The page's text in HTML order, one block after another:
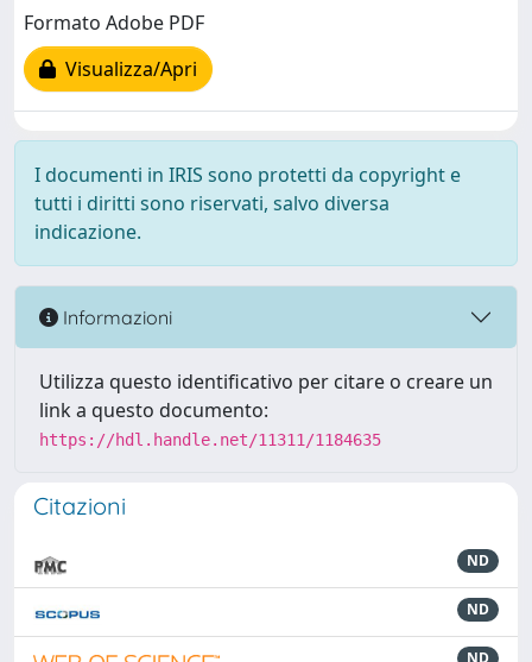
Formato Adobe PDF
Visualizza/Apri
I documenti in IRIS sono protetti da copyright e
tutti i diritti sono riservati, salvo diversa
indicazione.
Informazioni
Utilizza questo identificativo per citare o creare un
link a questo documento:
https://hdl.handle.net/11311/1184635
Citazioni
ND
ND